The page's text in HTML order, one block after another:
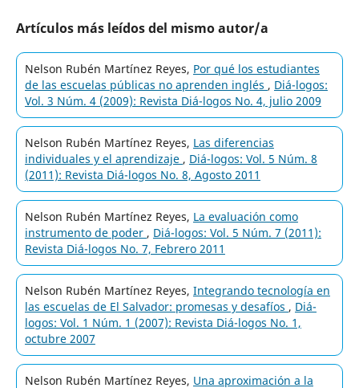
Artículos más leídos del mismo autor/a
Nelson Rubén Martínez Reyes, Por qué los estudiantes
de las escuelas públicas no aprenden inglés , Diá-logos:
Vol. 3 Núm. 4 (2009): Revista Diá-logos No. 4, julio 2009
Nelson Rubén Martínez Reyes, Las diferencias
individuales y el aprendizaje , Diá-logos: Vol. 5 Núm. 8
(2011): Revista Diá-logos No. 8, Agosto 2011
Nelson Rubén Martínez Reyes, La evaluación como
instrumento de poder , Diá-logos: Vol. 5 Núm. 7 (2011):
Revista Diá-logos No. 7, Febrero 2011
Nelson Rubén Martínez Reyes, Integrando tecnología en
las escuelas de El Salvador: promesas y desafíos , Diá-
logos: Vol. 1 Núm. 1 (2007): Revista Diá-logos No. 1,
octubre 2007
Nelson Rubén Martínez Reyes, Una aproximación a la